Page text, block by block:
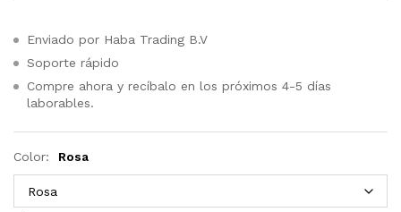
Enviado por Haba Trading B.V
Soporte rápido
Compre ahora y recíbalo en los próximos 4-5 días
laborables.
Color: Rosa